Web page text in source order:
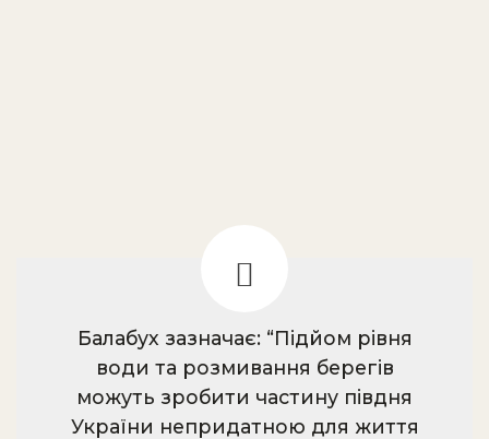
Балабух зазначає: “Підйом рівня
води та розмивання берегів
можуть зробити частину півдня
України непридатною для життя